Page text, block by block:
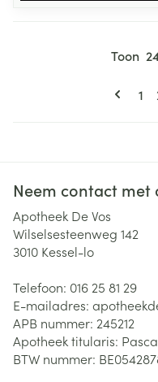
U
1
Toon
Neem contact met
Apotheek De Vos
Wilselsesteenweg 142
3010 Kessel-lo
Telefoon: 016 25 81 29
E-mailadres:
APB nummer: 245212
Apotheek titularis:
BTW nummer: